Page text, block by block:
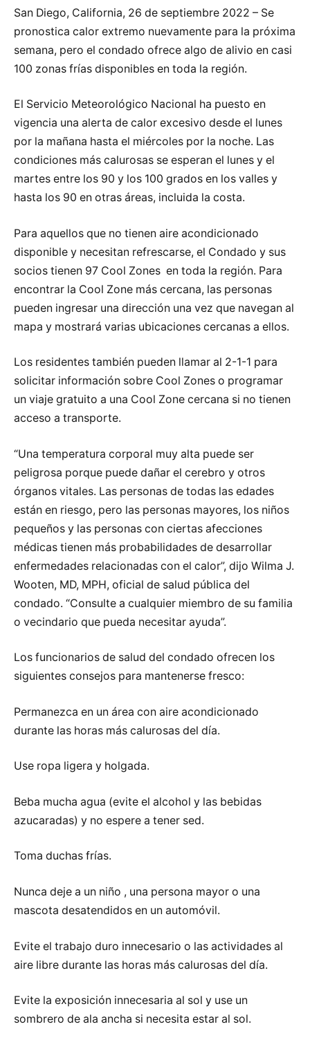
San Diego, California, 26 de septiembre 2022 – Se
pronostica calor extremo nuevamente para la próxima
semana, pero el condado ofrece algo de alivio en casi
100 zonas frías disponibles en toda la región.
El Servicio Meteorológico Nacional ha puesto en
vigencia una alerta de calor excesivo desde el lunes
por la mañana hasta el miércoles por la noche. Las
condiciones más calurosas se esperan el lunes y el
martes entre los 90 y los 100 grados en los valles y
hasta los 90 en otras áreas, incluida la costa.
Para aquellos que no tienen aire acondicionado
disponible y necesitan refrescarse, el Condado y sus
socios tienen 97 Cool Zones en toda la región. Para
encontrar la Cool Zone más cercana, las personas
pueden ingresar una dirección una vez que navegan al
mapa y mostrará varias ubicaciones cercanas a ellos.
Los residentes también pueden llamar al 2-1-1 para
solicitar información sobre Cool Zones o programar
un viaje gratuito a una Cool Zone cercana si no tienen
acceso a transporte.
“Una temperatura corporal muy alta puede ser
peligrosa porque puede dañar el cerebro y otros
órganos vitales. Las personas de todas las edades
están en riesgo, pero las personas mayores, los niños
pequeños y las personas con ciertas afecciones
médicas tienen más probabilidades de desarrollar
enfermedades relacionadas con el calor”, dijo Wilma J.
Wooten, MD, MPH, oficial de salud pública del
condado. “Consulte a cualquier miembro de su familia
o vecindario que pueda necesitar ayuda”.
Los funcionarios de salud del condado ofrecen los
siguientes consejos para mantenerse fresco:
Permanezca en un área con aire acondicionado
durante las horas más calurosas del día.
Use ropa ligera y holgada.
Beba mucha agua (evite el alcohol y las bebidas
azucaradas) y no espere a tener sed.
Toma duchas frías.
Nunca deje a un niño , una persona mayor o una
mascota desatendidos en un automóvil.
Evite el trabajo duro innecesario o las actividades al
aire libre durante las horas más calurosas del día.
Evite la exposición innecesaria al sol y use un
sombrero de ala ancha si necesita estar al sol.